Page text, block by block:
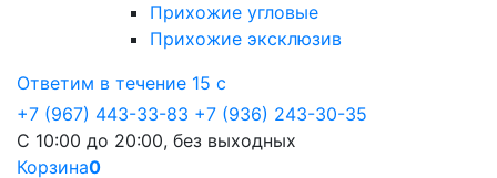
Прихожие угловые
Прихожие эксклюзив
Ответим в течение 15 с
+7 (967) 443-33-83 +7 (936) 243-30-35
С 10:00 до 20:00, без выходных
Корзина0